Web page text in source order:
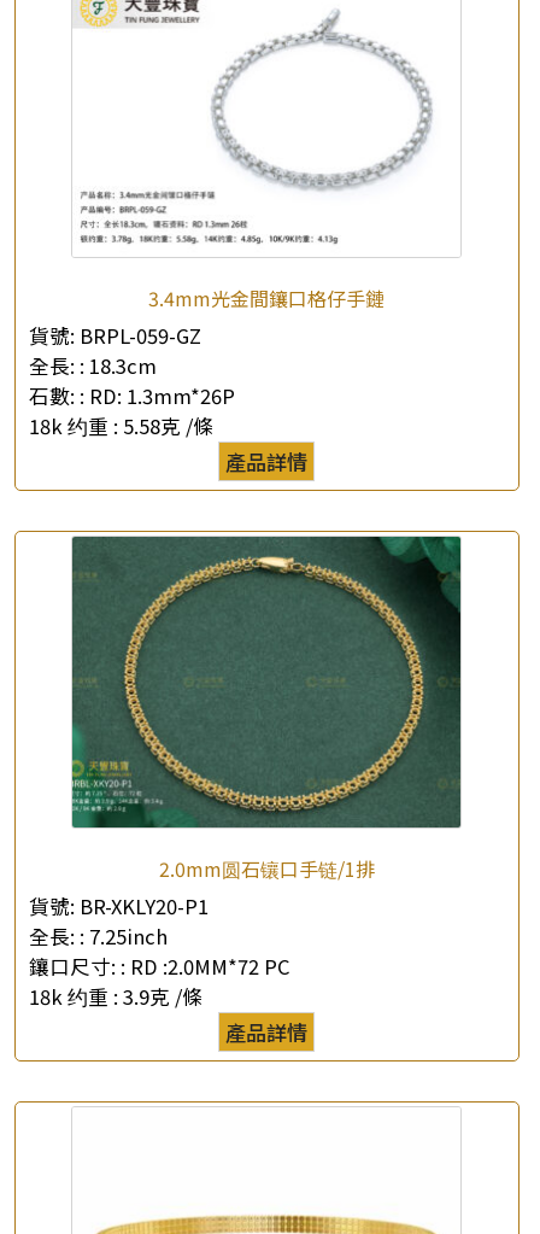
產品查詢
你的名字
聯絡電話
查詢以下產品
3.4mm光金間鑲口格仔手鏈
貨號: BRPL-059-GZ
全長: : 18.3cm
石數: : RD: 1.3mm*26P
18k 约重 : 5.58克 /條
產品詳情
2.0mm圆石镶口手链/1排
貨號: BR-XKLY20-P1
全長: : 7.25inch
鑲口尺寸: : RD :2.0MM*72 PC
18k 约重 : 3.9克 /條
產品詳情